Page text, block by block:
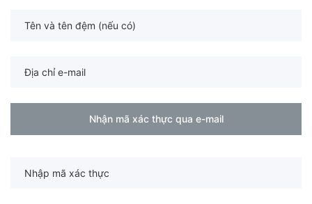
Nhận mã xác thực qua e-mail